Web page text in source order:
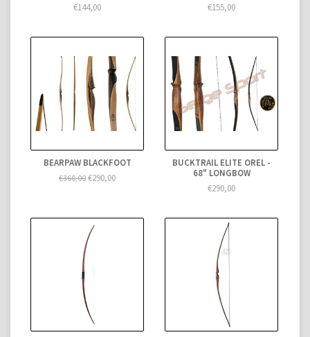
€144,00
€155,00
BEARPAW BLACKFOOT
€360,00 €290,00
BUCKTRAIL ELITE OREL -
68" LONGBOW
€290,00